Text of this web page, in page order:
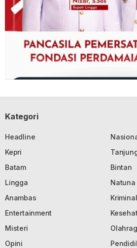
Kategori
Headline
Kepri
Batam
Bintan
Lingga
Natuna
Anambas
Kriminal
Entertainment
Misteri
Opini